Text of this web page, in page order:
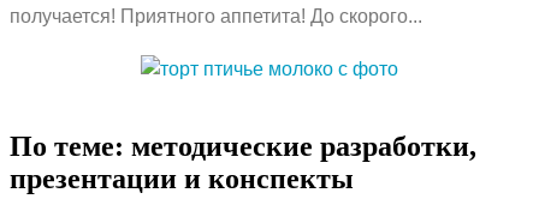
получается! Приятного аппетита! До скорого...
По теме: методические разработки,
презентации и конспекты